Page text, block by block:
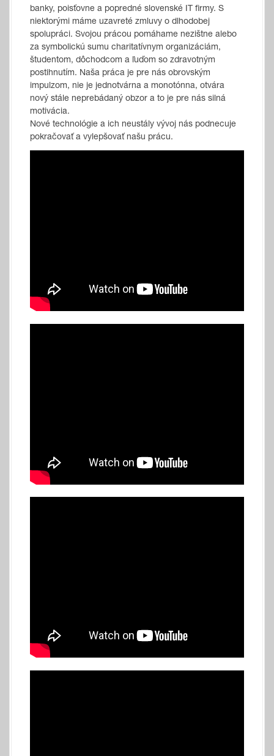
banky, poisťovne a popredné slovenské IT firmy. S
niektorými máme uzavreté zmluvy o dlhodobej
spolupráci. Svojou prácou pomáhame nezištne alebo
za symbolickú sumu charitatívnym organizáciám,
študentom, dôchodcom a ľuďom so zdravotným
postihnutím. Naša práca je pre nás obrovským
impulzom, nie je jednotvárna a monotónna, otvára
nový stále neprebádaný obzor a to je pre nás silná
motivácia.
Nové technológie a ich neustály vývoj nás podnecuje
pokračovať a vylepšovať našu prácu.